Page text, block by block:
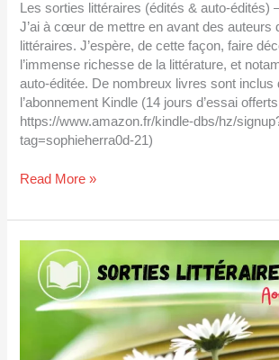
Les sorties littéraires (édités & auto-édités)
J’ai à cœur de mettre en avant des auteurs
littéraires. J’espère, de cette façon, faire
l’immense richesse de la littérature, et
auto-éditée. De nombreux livres sont inclus
l’abonnement Kindle (14 jours d’essai
https://www.amazon.fr/kindle-dbs/hz/
tag=sophieherra0d-21)
Read More »
Sorties
littéraires
août
2025